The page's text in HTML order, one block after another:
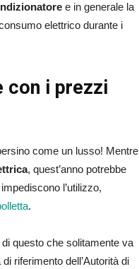
e in generale la
elettrico durante i
con i prezzi
come un lusso! Mentre
, quest’anno potrebbe
l’utilizzo,
.
questo che solitamente va
riferimento dell’Autorità di